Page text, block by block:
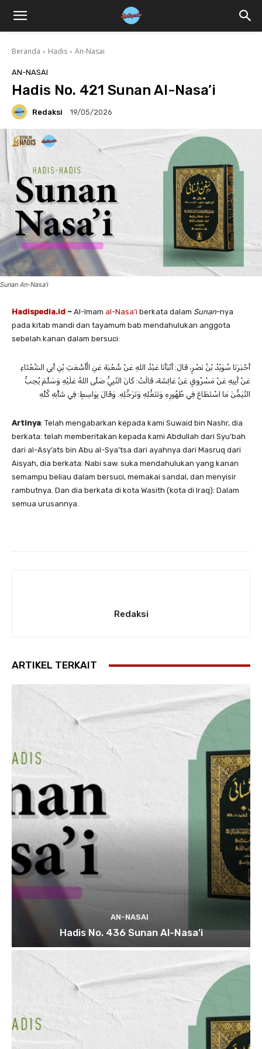
Beranda Hadis An-Nasai
AN-NASAI
Hadis No. 421 Sunan Al-Nasa’i
Redaksi 19/05/2026
Sunan An-Nasa'i
Hadispedia.id – Al-Imam al-Nasa’i berkata dalam Sunan-nya
pada kitab mandi dan tayamum bab mendahulukan anggota
sebelah kanan dalam bersuci:
أَخْبَرَنَا ‌سُوَيْدُ بْنُ نَصْرٍ، قَالَ: أَنْبَأَنَا ‌عَبْدُ اللهِ عَنْ ‌شُعْبَةَ عَنِ ‌الْأَشْعَثِ بْنِ أَبِي الشَّعْثَاءِ
عَنْ ‌أَبِيهِ عَنْ ‌مَسْرُوقٍ عَنْ ‌عَائِشَةَ، قَالَتْ: كَانَ النَّبِيُّ صَلَّى اللهُ عَلَيْهِ وَسَلَّمَ يُحِبُّ
التَّيَمُّنَ مَا اسْتَطَاعَ فِي طُهُورِهِ وَتَنَعُّلِهِ وَتَرَجُّلِهِ. وَقَالَ بِوَاسِطٍ: فِي شَأْنِهِ كُلِّهِ
Artinya: Telah mengabarkan kepada kami Suwaid bin Nashr, dia
berkata: telah memberitakan kepada kami Abdullah dari Syu’bah
dari al-Asy’ats bin Abu al-Sya’tsa dari ayahnya dari Masruq dari
Aisyah, dia berkata: Nabi saw. suka mendahulukan yang kanan
semampu beliau dalam bersuci, memakai sandal, dan menyisir
rambutnya. Dan dia berkata di kota Wasith (kota di Iraq): Dalam
semua urusannya.
Redaksi
ARTIKEL TERKAIT
AN-NASAI
Hadis No. 436 Sunan Al-Nasa’i